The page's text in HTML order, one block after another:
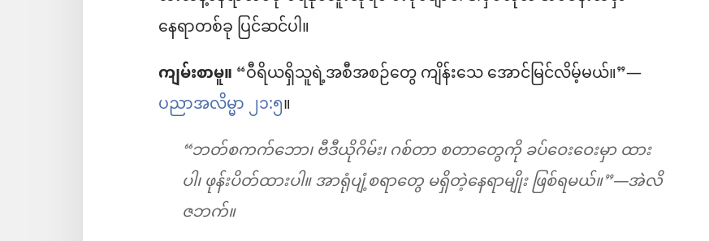
နေရာတစ်ခု ပြင်ဆင်ပါ။
ကျမ်းစာမူ။“ဝီရိယရှိသူရဲ့အစီအစဉ်တွေ ကျိန်းသေ အောင်မြင်လိမ့်မယ်။”—
ပညာအလိမ္မာ ၂၁:၅။
“ဘတ်စကက်ဘော၊ ဗီဒီယိုဂိမ်း၊ ဂစ်တာ စတာတွေကို ခပ်ဝေးဝေးမှာ ထား
ပါ၊ ဖုန်းပိတ်ထားပါ။ အာရုံပျံ့စရာတွေ မရှိတဲ့နေရာမျိုး ဖြစ်ရမယ်။”—အဲလိ
ဇဘက်။